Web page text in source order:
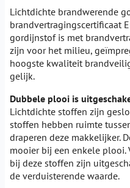
Lichtdichte brandwerende
brandvertragingscertificaat
gordijnstof is met
zijn voor het milieu,
hoogste kwaliteit
gelijk.
Dubbele plooi is
Lichtdichte stoffen zijn
stoffen hebben ruimte
draperen deze makkelijker.
mooier bij een enkele
bij deze stoffen zijn
de verduisterende waarde.